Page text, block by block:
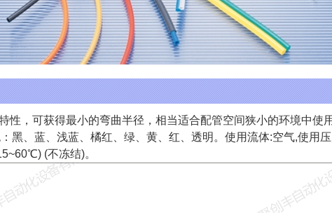
性，可获得最小的弯曲半径，相当适合配管空间狭小的环境中使
黑、蓝、浅蓝、橘红、绿、黄、红、透明。 使用流体:空气,使用
(不冻结)。